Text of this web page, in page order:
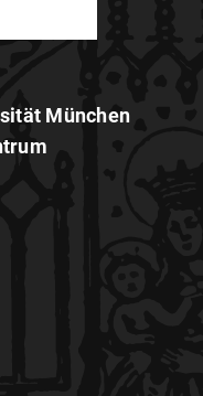
München